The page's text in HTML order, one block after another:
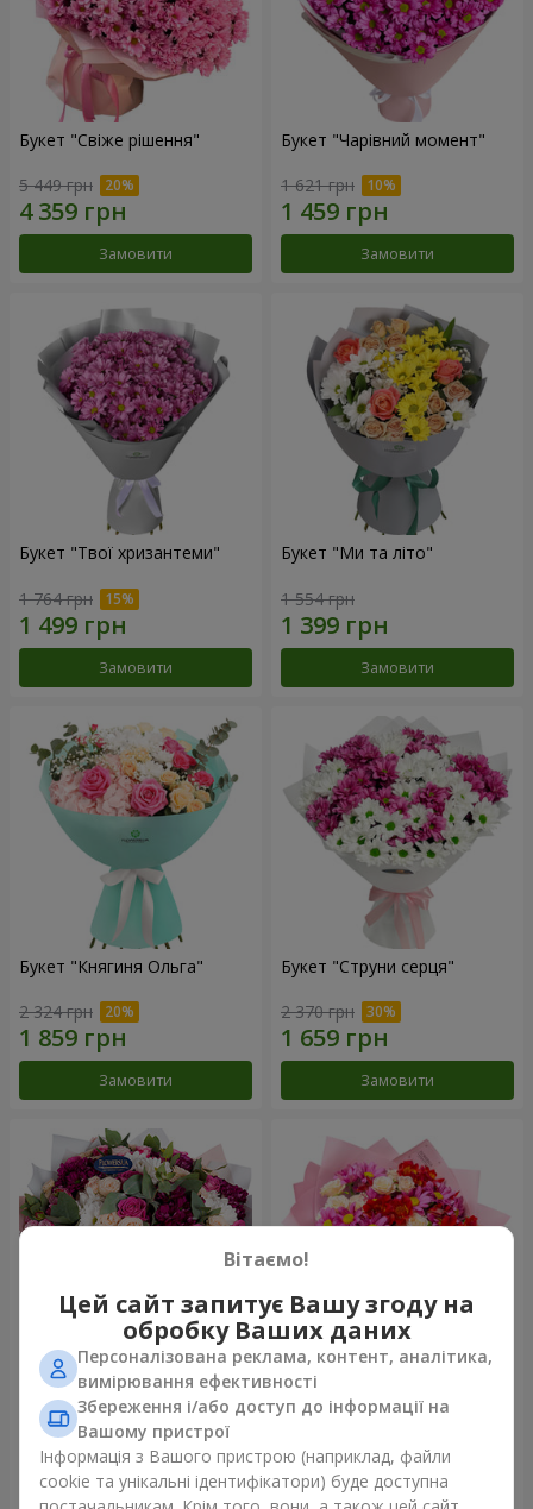
Букет "Свіже рішення"
5 449 грн
Замовити
Букет "Чарівний момент"
1 621 грн
Замовити
Букет "Твої хризантеми"
1 764 грн
Замовити
Букет "Ми та літо"
1 554 грн
Замовити
Букет "Княгиня Ольга"
2 324 грн
Замовити
Букет "Струни серця"
2 370 грн
Замовити
Букет "Все для тебе ...!"
5 574 грн
Замовити
Букет "Ніжне кохання"
Замовити
Вітаємо!
Цей сайт запитує Вашу згоду на
обробку Ваших даних
Персоналізована реклама, контент, аналітика,
вимірювання ефективності
Збереження і/або доступ до інформації на
Вашому пристрої
Інформація з Вашого пристрою (наприклад, файли
cookie та унікальні ідентифікатори) буде доступна